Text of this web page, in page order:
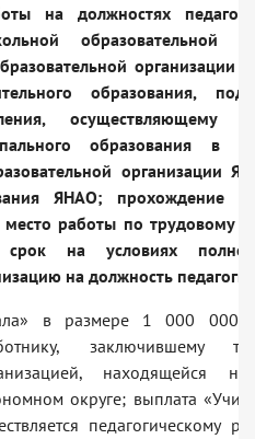
на должностях
образовательной
организации
образования,
осуществляющему
образования в
организации
ЯНАО; прохождение
работы по трудовому
срок на условиях
на должность
в размере 1 000 000
заключившему
находящейся
округе; выплата
педагогическому